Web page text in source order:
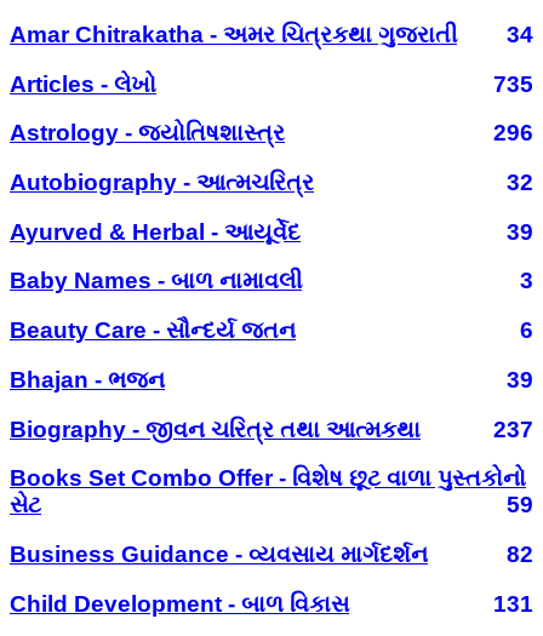
Amar Chitrakatha - અમર ચિત્રકથા ગુજરાતી
34
Articles - લેખો
735
Astrology - જ્યોતિષશાસ્ત્ર
296
Autobiography - આત્મચરિત્ર
32
Ayurved & Herbal - આયૂર્વેદ
39
Baby Names - બાળ નામાવલી
3
Beauty Care - સૌન્દર્ય જતન
6
Bhajan - ભજન
39
Biography - જીવન ચરિત્ર તથા આત્મકથા
237
Books Set Combo Offer - વિશેષ છૂટ વાળા પુસ્તકોનો
સેટ
59
Business Guidance - વ્યવસાય માર્ગદર્શન
82
Child Development - બાળ વિકાસ
131